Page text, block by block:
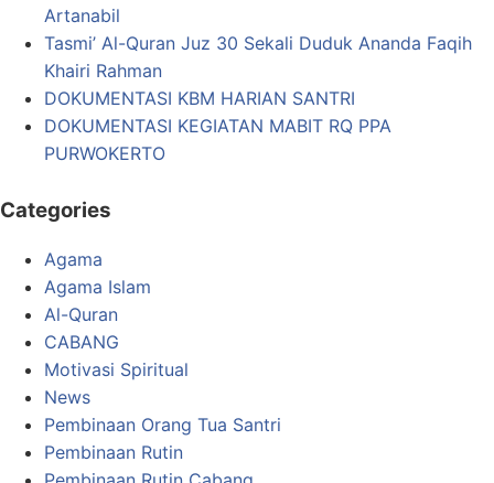
Artanabil
Tasmi’ Al-Quran Juz 30 Sekali Duduk Ananda Faqih
Khairi Rahman
DOKUMENTASI KBM HARIAN SANTRI
DOKUMENTASI KEGIATAN MABIT RQ PPA
PURWOKERTO
Categories
Agama
Agama Islam
Al-Quran
CABANG
Motivasi Spiritual
News
Pembinaan Orang Tua Santri
Pembinaan Rutin